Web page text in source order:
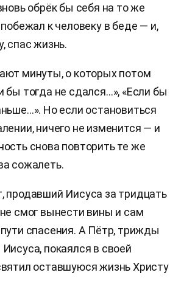
обрёк бы себя на то же
к человеку в беде — и,
спас жизнь.
минуты, о которых потом
бы тогда не сдался…», «Если бы
Но если остановиться
ничего не изменится — и
снова повторить те же
сожалеть.
продавший Иисуса за тридцать
смог вынести вины и сам
спасения. А Пётр, трижды
покаялся в своей
оставшуюся жизнь Христу